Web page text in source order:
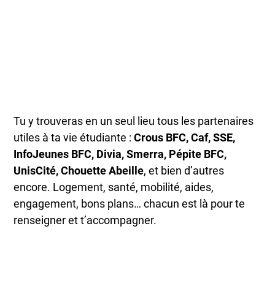
Tu y trouveras en un seul lieu tous les partenaires
utiles à ta vie étudiante :Crous BFC, Caf, SSE,
InfoJeunes BFC, Divia, Smerra, Pépite BFC,
UnisCité, Chouette Abeille, et bien d’autres
encore. Logement, santé, mobilité, aides,
engagement, bons plans… chacun est là pour te
renseigner et t’accompagner.